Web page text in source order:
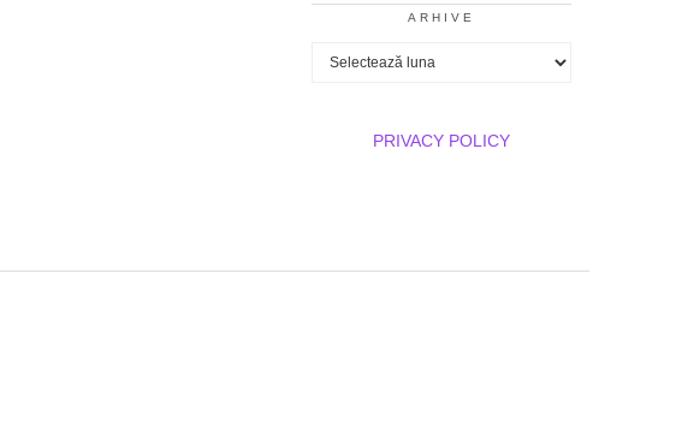
ARHIVE
Arhive
PRIVACY POLICY